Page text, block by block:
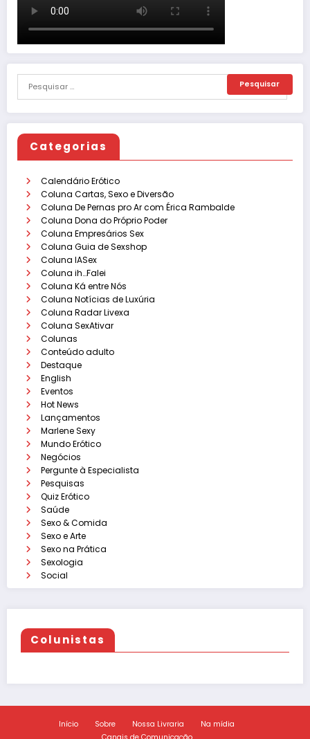
Categorias
Calendário Erótico
Coluna Cartas, Sexo e Diversão
Coluna De Pernas pro Ar com Érica Rambalde
Coluna Dona do Próprio Poder
Coluna Empresários Sex
Coluna Guia de Sexshop
Coluna IASex
Coluna ih…Falei
Coluna Ká entre Nós
Coluna Notícias de Luxúria
Coluna Radar Livexa
Coluna SexAtivar
Colunas
Conteúdo adulto
Destaque
English
Eventos
Hot News
Lançamentos
Marlene Sexy
Mundo Erótico
Negócios
Pergunte à Especialista
Pesquisas
Quiz Erótico
Saúde
Sexo & Comida
Sexo e Arte
Sexo na Prática
Sexologia
Social
Colunistas
Início Sobre Nossa Livraria
Na mídia